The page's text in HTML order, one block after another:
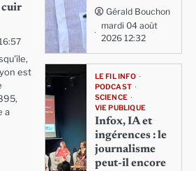
cuir
est
a
Gérald Bouchon
mardi 04 août
2026 12:32
LE FIL INFO
PODCAST
SCIENCE
VIE PUBLIQUE
Infox, IA et
ingérences : le
journalisme
peut-il encore